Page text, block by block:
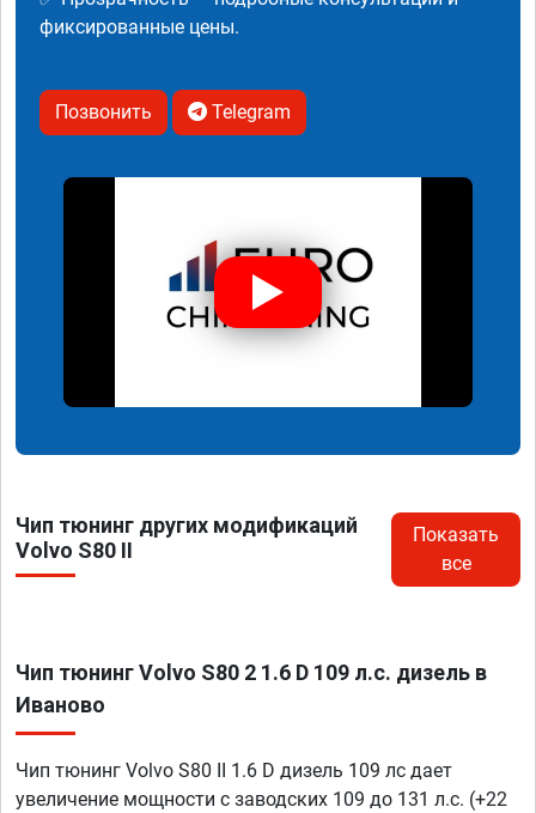
фиксированные цены.
Позвонить Telegram
Чип тюнинг других модификаций
Volvo S80 II
Показать
все
Чип тюнинг Volvo S80 2 1.6 D 109 л.с. дизель в
Иваново
Чип тюнинг Volvo S80 II 1.6 D дизель 109 лс дает
увеличение мощности с заводских 109 до 131 л.с. (+22